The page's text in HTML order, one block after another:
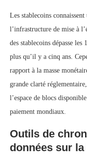
Les stablecoins
l’infrastructure de mise à
des stablecoins dépasse
plus qu’il y a cinq ans.
rapport à la masse
grande clarté
l’espace de blocs
paiement mondiaux.
Outils de
données sur